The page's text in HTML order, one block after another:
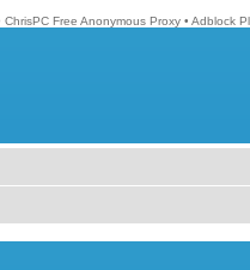
ChrisPC Free Anonymous Proxy • Adblock